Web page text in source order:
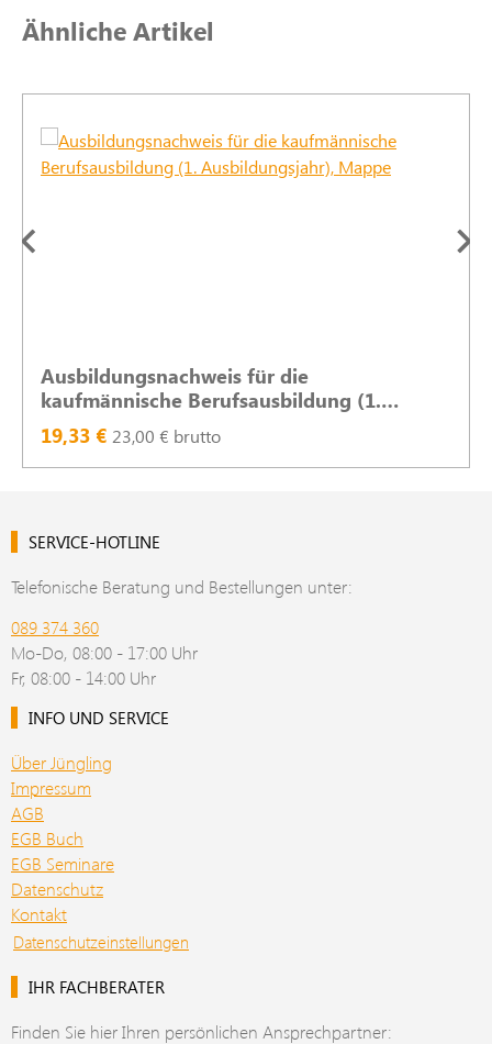
Produktgalerie überspringen
Ähnliche Artikel
Ausbildungsnachweis für die
kaufmännische Berufsausbildung (1.
Ausbildungsjahr), Mappe
19,33 € 23,00 € brutto
SERVICE-HOTLINE
Telefonische Beratung und Bestellungen unter:
089 374 360
Mo-Do, 08:00 - 17:00 Uhr
Fr, 08:00 - 14:00 Uhr
INFO UND SERVICE
Über Jüngling
Impressum
AGB
EGB Buch
EGB Seminare
Datenschutz
Kontakt
Datenschutzeinstellungen
IHR FACHBERATER
Finden Sie hier Ihren persönlichen Ansprechpartner: